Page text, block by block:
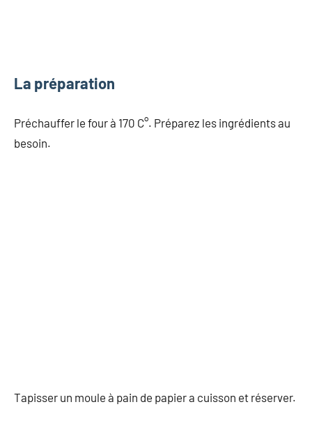
La préparation
Préchauffer le four à 170 C°. Préparez les ingrédients au
besoin.
Tapisser un moule à pain de papier a cuisson et réserver.